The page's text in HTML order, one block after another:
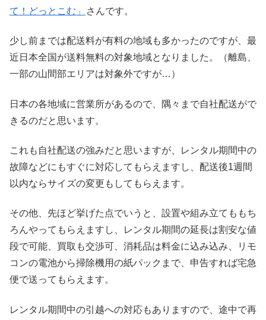
て！どっとこむ」
さんです。
少し前までは配送料が有料の地域も多かったのですが、最
近日本全国が送料無料の対象地域となりました。（離島、
一部の山間部エリアは対象外ですが…）
日本の各地域に営業所があるので、隅々まで自社配送がで
きるのだと思います。
これも自社配送の強みだと思いますが、レンタル期間中の
故障などにもすぐに対応してもらえますし、配送後1週間
以内ならサイズの変更もしてもらえます。
その他、先ほど挙げた点でいうと、設置や組み立てももち
ろんやってもらえますし、レンタル期間の延長は割安な値
段で可能、買取も交渉可、消耗品は料金に込み込み、リモ
コンの電池から掃除機用の紙パックまで、申告すれば宅急
便で送ってもらえます。
レンタル期間中の引越への対応もありますので、途中で再